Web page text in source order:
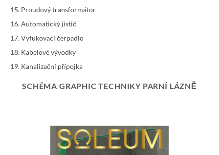
Proudový transformátor
Automatický jistič
Vyfukovací čerpadlo
Kabelové vývodky
Kanalizační přípojka
SCHÉMA GRAPHIC TECHNIKY PARNÍ LÁZNĚ